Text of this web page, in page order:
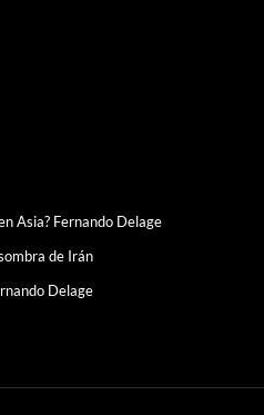
Asia? Fernando Delage
de Irán
Delage